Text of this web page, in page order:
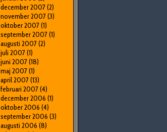
december 2007(2)
november 2007(3)
oktober 2007(1)
september 2007(1)
augusti 2007(2)
juli 2007(1)
juni 2007(18)
maj 2007(1)
april 2007(13)
februari 2007(4)
december 2006 (1)
oktober 2006 (4)
september 2006 (3)
augusti 2006 (8)